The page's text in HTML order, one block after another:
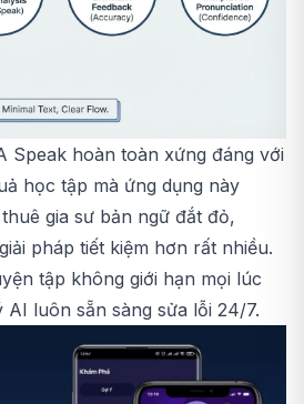
Speak hoàn toàn xứng đáng với
học tập mà ứng dụng này
gia sư bản ngữ đắt đỏ,
pháp tiết kiệm hơn rất nhiều.
tập không giới hạn mọi lúc
luôn sẵn sàng sửa lỗi 24/7.